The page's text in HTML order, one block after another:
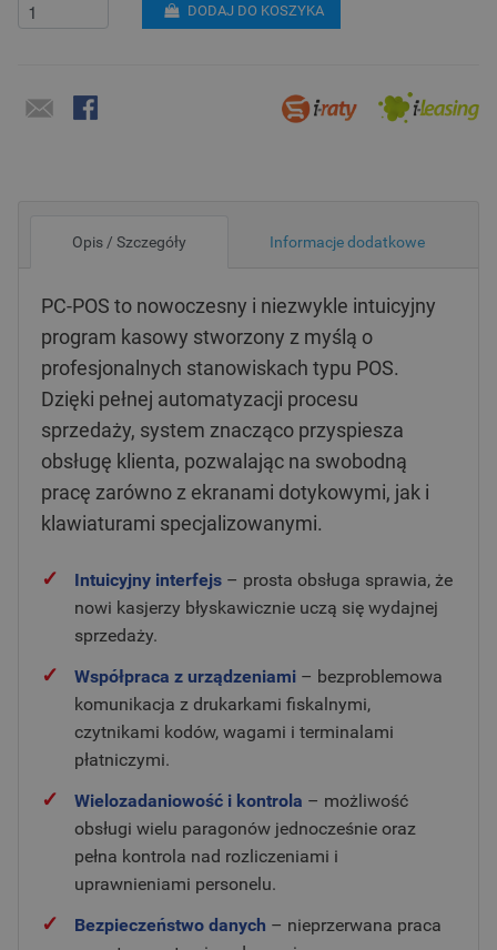
DODAJ DO KOSZYKA
Opis / Szczegóły Informacje dodatkowe
PC-POS to nowoczesny i niezwykle intuicyjny
program kasowy stworzony z myślą o
profesjonalnych stanowiskach typu POS.
Dzięki pełnej automatyzacji procesu
sprzedaży, system znacząco przyspiesza
obsługę klienta, pozwalając na swobodną
pracę zarówno z ekranami dotykowymi, jak i
klawiaturami specjalizowanymi.
✓ Intuicyjny interfejs – prosta obsługa sprawia, że
nowi kasjerzy błyskawicznie uczą się wydajnej
sprzedaży.
✓ Współpraca z urządzeniami – bezproblemowa
komunikacja z drukarkami fiskalnymi,
czytnikami kodów, wagami i terminalami
płatniczymi.
✓ Wielozadaniowość i kontrola – możliwość
obsługi wielu paragonów jednocześnie oraz
pełna kontrola nad rozliczeniami i
uprawnieniami personelu.
✓ Bezpieczeństwo danych – nieprzerwana praca